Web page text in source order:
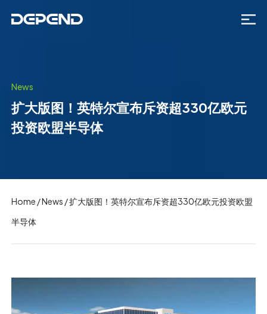
News
扩大版图！英特尔宣布斥资超330亿欧元
投资欧盟半导体
Home /News /扩大版图！英特尔宣布斥资超330亿欧元投资欧盟
半导体